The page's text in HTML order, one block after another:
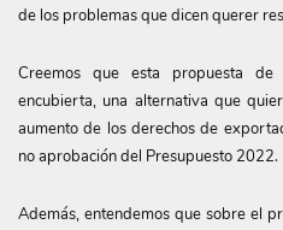
de los problemas que dicen querer
Creemos que esta propuesta de
encubierta, una alternativa que
aumento de los derechos de
no aprobación del Presupuesto 2022.
Además, entendemos que sobre el